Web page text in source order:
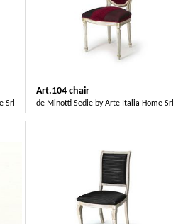
Srl
Art.104 chair
de Minotti Sedie by Arte Italia Home Srl